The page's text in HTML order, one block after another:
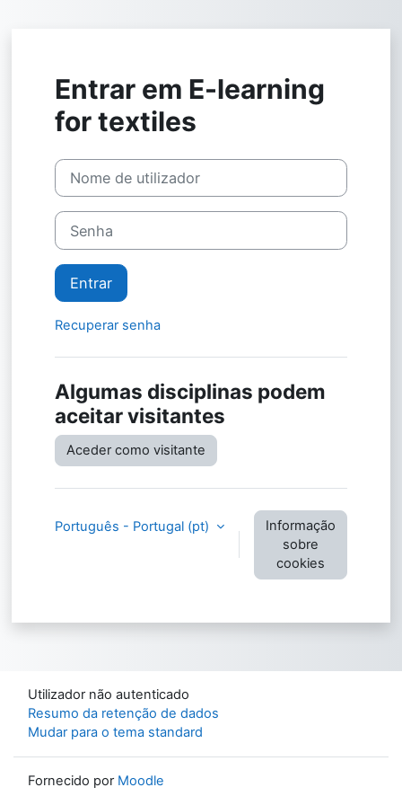
Entrar em E-learning
for textiles
Nome de utilizador
Senha
Entrar
Recuperar senha
Algumas disciplinas podem
aceitar visitantes
Aceder como visitante
Português - Portugal ‎(pt)‎
Informação
sobre
cookies
Utilizador não autenticado
Resumo da retenção de dados
Mudar para o tema standard
Fornecido por Moodle